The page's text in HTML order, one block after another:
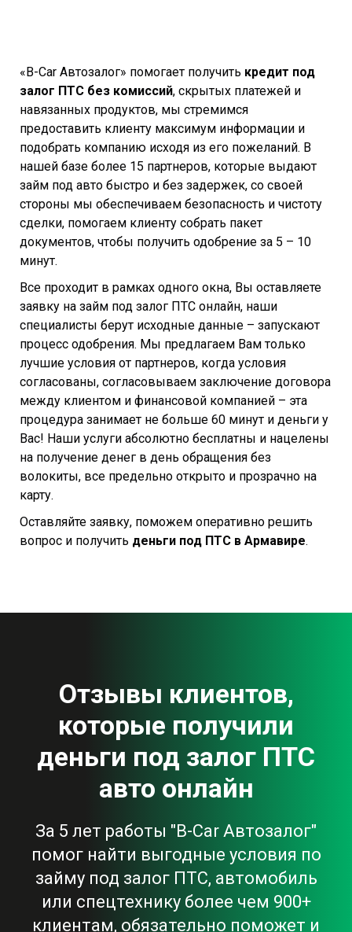
«B-Car Автозалог» помогает получить кредит под
залог ПТС без комиссий, скрытых платежей и
навязанных продуктов, мы стремимся
предоставить клиенту максимум информации и
подобрать компанию исходя из его пожеланий. В
нашей базе более 15 партнеров, которые выдают
займ под авто быстро и без задержек, со своей
стороны мы обеспечиваем безопасность и чистоту
сделки, помогаем клиенту собрать пакет
документов, чтобы получить одобрение за 5 – 10
минут.
Все проходит в рамках одного окна, Вы оставляете
заявку на займ под залог ПТС онлайн, наши
специалисты берут исходные данные – запускают
процесс одобрения. Мы предлагаем Вам только
лучшие условия от партнеров, когда условия
согласованы, согласовываем заключение договора
между клиентом и финансовой компанией – эта
процедура занимает не больше 60 минут и деньги у
Вас! Наши услуги абсолютно бесплатны и нацелены
на получение денег в день обращения без
волокиты, все предельно открыто и прозрачно на
карту.
Оставляйте заявку, поможем оперативно решить
вопрос и получить деньги под ПТС в Армавире.
Отзывы клиентов,
которые получили
деньги под залог ПТС
авто онлайн
За 5 лет работы "B-Car Автозалог"
помог найти выгодные условия по
займу под залог ПТС, автомобиль
или спецтехнику более чем 900+
клиентам, обязательно поможет и